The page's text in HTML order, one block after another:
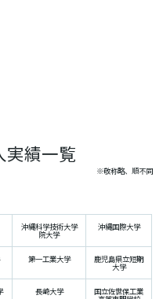
実績一覧
※敬称略、順不同
沖縄科学技術大学
院大学
沖縄国際大学
第一工業大学 鹿児島県立短期
大学
長崎大学 国立佐世保工業